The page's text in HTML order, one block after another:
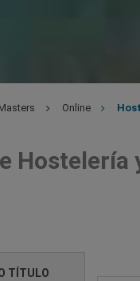
Online
Hostelería
TÍTULO